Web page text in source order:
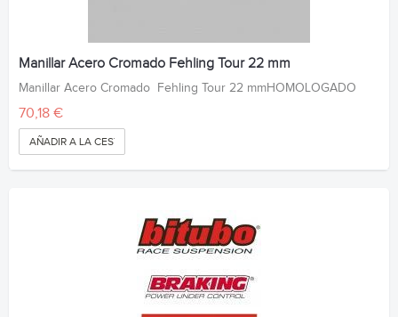
Manillar Acero Cromado Fehling Tour 22 mm
Manillar Acero Cromado Fehling Tour 22 mmHOMOLOGADO
70,18 €
AÑADIR A LA CESTA